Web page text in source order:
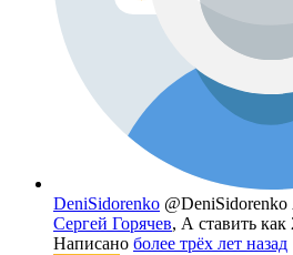
DeniSidorenko @DeniSidorenko
Сергей Горячев, А ставить как
Написано более трёх лет назад